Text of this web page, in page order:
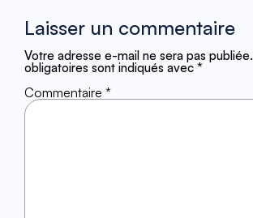
Laisser un commentaire
Votre adresse e-mail ne sera pas publiée.
obligatoires sont indiqués avec *
Commentaire *